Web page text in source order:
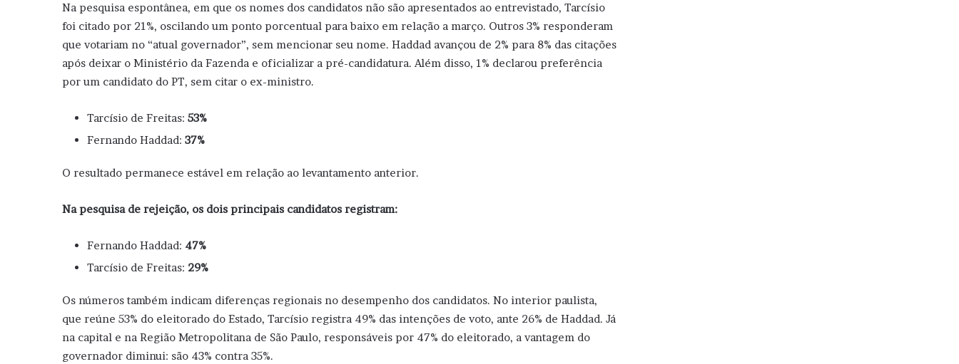
Na pesquisa espontânea, em que os nomes dos candidatos não são apresentados ao entrevistado, Tarcísio
foi citado por 21%, oscilando um ponto porcentual para baixo em relação a março. Outros 3% responderam
que votariam no “atual governador”, sem mencionar seu nome. Haddad avançou de 2% para 8% das citações
após deixar o Ministério da Fazenda e oficializar a pré-candidatura. Além disso, 1% declarou preferência
por um candidato do PT, sem citar o ex-ministro.
Tarcísio de Freitas: 53%
Fernando Haddad: 37%
O resultado permanece estável em relação ao levantamento anterior.
Na pesquisa de rejeição, os dois principais candidatos registram:
Fernando Haddad: 47%
Tarcísio de Freitas: 29%
Os números também indicam diferenças regionais no desempenho dos candidatos. No interior paulista,
que reúne 53% do eleitorado do Estado, Tarcísio registra 49% das intenções de voto, ante 26% de Haddad. Já
na capital e na Região Metropolitana de São Paulo, responsáveis por 47% do eleitorado, a vantagem do
governador diminui: são 43% contra 35%.